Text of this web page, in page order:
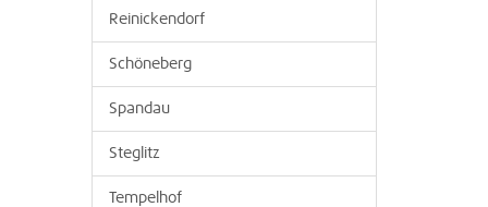
Reinickendorf
Schöneberg
Spandau
Steglitz
Tempelhof